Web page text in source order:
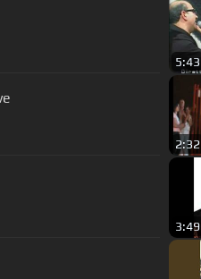
5:43
2:32
3:49